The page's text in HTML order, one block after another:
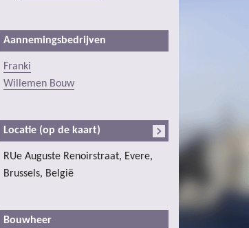
Aannemingsbedrijven
Franki
Willemen Bouw
Locatie (op de kaart)
RUe Auguste Renoirstraat, Evere,
Brussels, België
Bouwheer